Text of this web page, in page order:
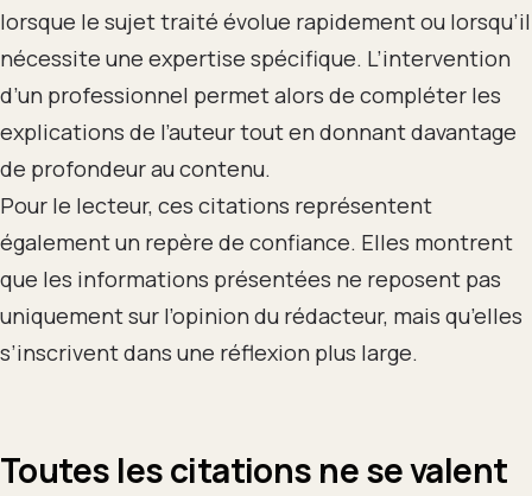
lorsque le sujet traité évolue rapidement ou lorsqu’il
nécessite une expertise spécifique. L’intervention
d’un professionnel permet alors de compléter les
explications de l’auteur tout en donnant davantage
de profondeur au contenu.
Pour le lecteur, ces citations représentent
également un repère de confiance. Elles montrent
que les informations présentées ne reposent pas
uniquement sur l’opinion du rédacteur, mais qu’elles
s’inscrivent dans une réflexion plus large.
Toutes les citations ne se valent